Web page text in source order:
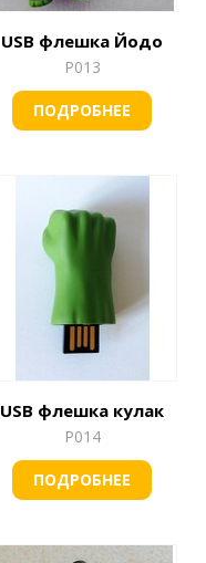
USB флешка Йодо
Р013
ПОДРОБНЕЕ
USB флешка кулак
Р014
ПОДРОБНЕЕ